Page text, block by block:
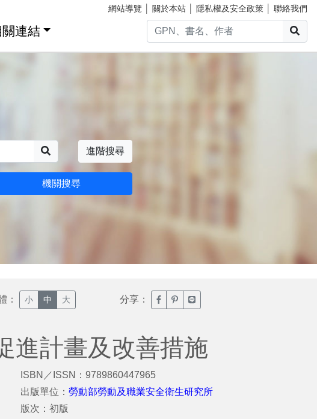
網站導覽 關於本站 隱私權及安全政策 聯絡我們
連結
進階搜尋
機關搜尋
： 小 中 大 分享： 臉書分享(另開新視窗)
噗浪分享(另開新視窗)
Line分享(另開新視窗)
進計畫及改善措施
ISBN／ISSN：9789860447965
出版單位：勞動部勞動及職業安全衛生研究所
版次：初版